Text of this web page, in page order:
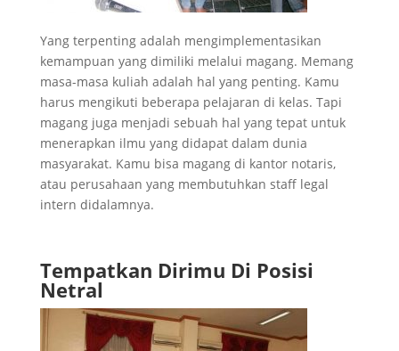
Yang terpenting adalah mengimplementasikan
kemampuan yang dimiliki melalui magang. Memang
masa-masa kuliah adalah hal yang penting. Kamu
harus mengikuti beberapa pelajaran di kelas. Tapi
magang juga menjadi sebuah hal yang tepat untuk
menerapkan ilmu yang didapat dalam dunia
masyarakat. Kamu bisa magang di kantor notaris,
atau perusahaan yang membutuhkan staff legal
intern didalamnya.
Tempatkan Dirimu Di Posisi
Netral